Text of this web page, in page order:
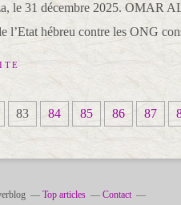
le 31 décembre 2025. OMAR
l’Etat hébreu contre les ONG
83 84 85 86 87
Top articles Contact